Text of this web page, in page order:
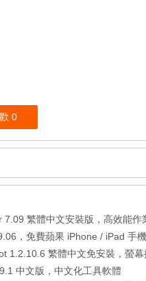
0
7.09 繁體中文安裝版，高效能作
，免費蘋果 iPhone / iPad 手機平板電
繁體中文免安裝，螢幕抓圖軟
中文版，中文化工具軟體